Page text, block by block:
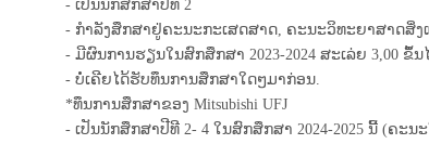
- ເປັນນັກສຶກສາປີທີ 2
- ກຳລັງສຶກສາຢູ່ຄະນະກະເສດສາດ, ຄະນະວິທະຍາສາດສິ່
- ມີຜົນການຮຽນໃນສົກສຶກສາ 2023-2024 ສະເລ່ຍ 3,00 ຂຶ້ນ
- ບໍ່ເຄີຍໄດ້ຮັບທຶນການສຶກສາໃດໆມາກ່ອນ.
*ທຶນການສຶກສາຂອງ Mitsubishi UFJ
- ເປັນນັກສຶກສາປີທີ 2- 4 ໃນສົກສຶກສາ 2024-2025 ນີ້ (ຄະນ